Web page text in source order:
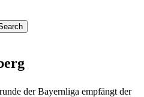
der Bayernliga empfängt der